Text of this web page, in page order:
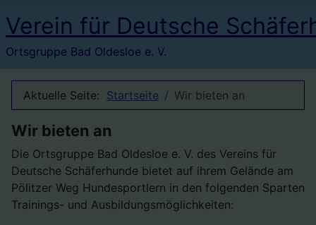
Verein für Deutsche
Ortsgruppe Bad Oldesloe e. V.
Aktuelle Seite: Startseite Wir bieten an
Wir bieten an
Die Ortsgruppe Bad Oldesloe e. V. des Vereins für
Deutsche Schäferhunde bietet auf ihrem Gelände am
Pölitzer Weg Hundesportlern in den folgenden Sparten
Trainings- und Ausbildungsmöglichkeiten: